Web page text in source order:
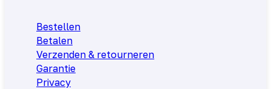
Bestellen
Betalen
Verzenden & retourneren
Garantie
Privacy